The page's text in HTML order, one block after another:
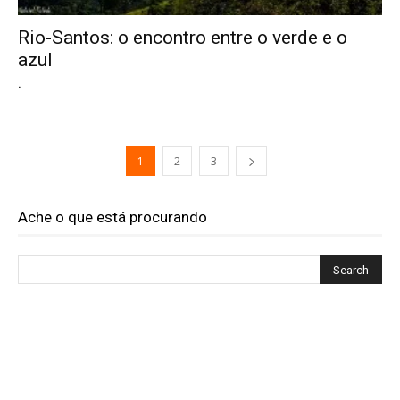
Rio-Santos: o encontro entre o verde e o
azul
.
1 2 3
Ache o que está procurando